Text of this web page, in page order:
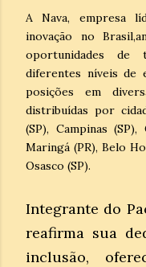
A Nava, empresa
inovação no
oportunidades de
diferentes níveis de
posições em
distribuídas por
(SP), Campinas
Maringá (PR), Belo
Osasco (SP).
Integrante do
reafirma sua
inclusão,